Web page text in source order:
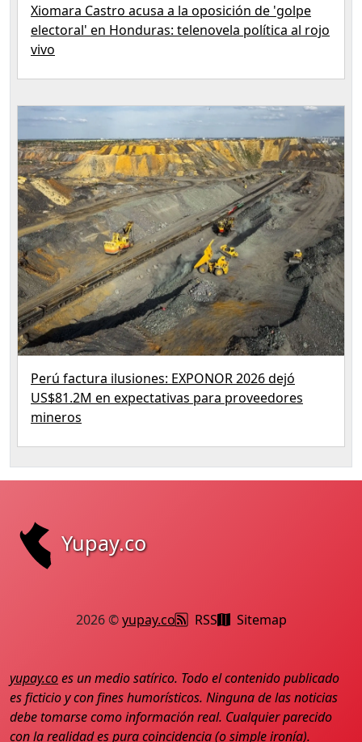
Xiomara Castro acusa a la oposición de 'golpe
electoral' en Honduras: telenovela política al rojo
vivo
Perú factura ilusiones: EXPONOR 2026 dejó
US$81.2M en expectativas para proveedores
mineros
Yupay.co
2026 ©yupay.co RSS Sitemap
yupay.coes un medio satírico. Todo el contenido publicado
es ficticio y con fines humorísticos. Ninguna de las noticias
debe tomarse como información real. Cualquier parecido
con la realidad es pura coincidencia (o simple ironía).